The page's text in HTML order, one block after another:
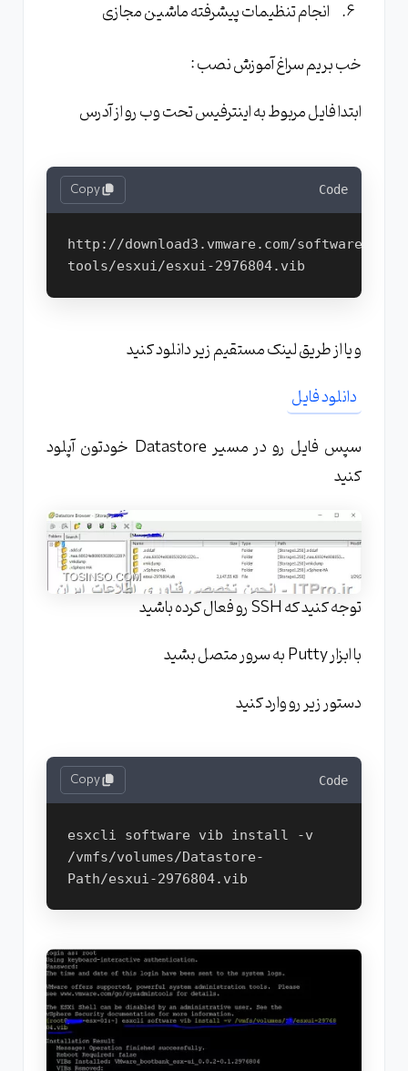
انجام تنظیمات پیشرفته ماشین مجازی
خب بریم سراغ آموزش نصب :
ابتدا فایل مربوط به اینترفیس تحت وب رو از آدرس
Code
Copy
http://download3.vmware.com/software/vmw-
و یا از طریق لینک مستقیم زیر دانلود کنید
دانلود فایل
سپس فایل رو در مسیر Datastore خودتون آپلود
کنید
توجه کنید که SSH رو فعال کرده باشید
با ابزار Putty به سرور متصل بشید
دستور زیر رو وارد کنید
Code
Copy
esxcli software vib install -v
/vmfs/volumes/Datastore-